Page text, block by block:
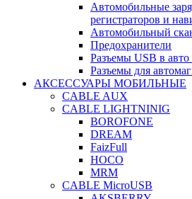
Автомобильные
регистраторов и
Автомобильный
Предохранители
Разъемы USB в
Разъемы для
АКСЕССУАРЫ МОБИЛЬНЫЕ
CABLE AUX
CABLE LIGHTNINIG
BOROFONE
DREAM
FaizFull
HOCO
MRM
CABLE MicroUSB